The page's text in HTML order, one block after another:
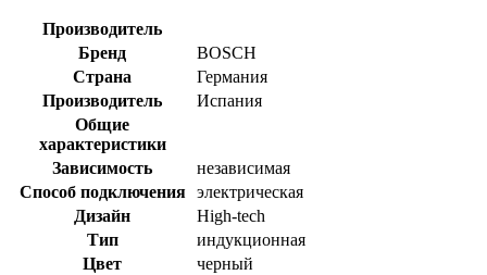
Производитель
Бренд
BOSCH
Страна
Германия
Производитель
Испания
Общие
характеристики
Зависимость
независимая
Способ подключения
электрическая
Дизайн
High-tech
Тип
индукционная
Цвет
черный